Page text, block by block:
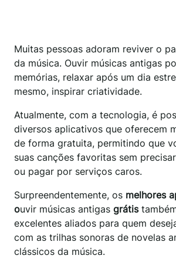
Muitas pessoas adoram reviver o
da música. Ouvir músicas antigas
memórias, relaxar após um dia
mesmo, inspirar criatividade.
Atualmente, com a tecnologia, é
diversos aplicativos que oferecem
de forma gratuita, permitindo que
suas canções favoritas sem
ou pagar por serviços caros.
Surpreendentemente, os melhores
ouvir músicas antigas grátis
excelentes aliados para quem
com as trilhas sonoras de novelas
clássicos da música.